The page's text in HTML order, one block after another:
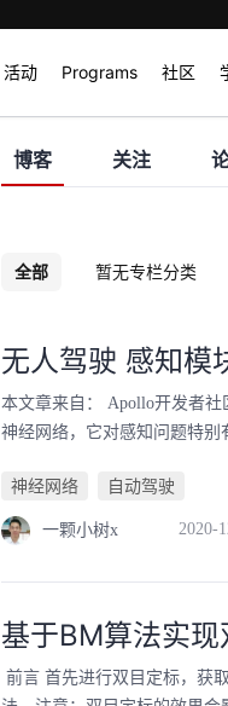
活动 Programs 社区
博客 关注
全部 暂无专栏分类
无人驾驶 感知模
本文章来自： Apollo开发
神经网络，它对感知问题特别
神经网络 自动驾驶
一颗小树x 2020-
基于BM算法实现
前言 首先进行双目定标，获